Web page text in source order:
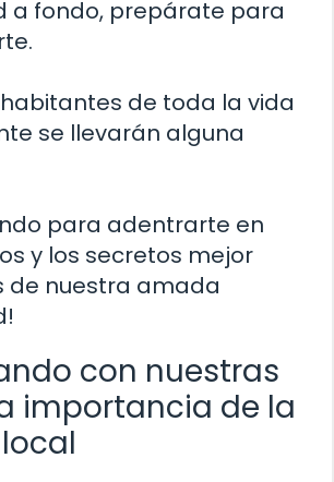
a fondo, prepárate para
de toda la vida
se llevarán alguna
para adentrarte en
y los secretos mejor
de nuestra amada
con nuestras
importancia de la